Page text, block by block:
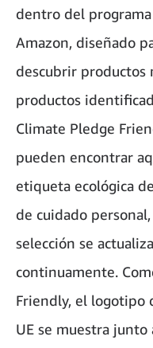
dentro del
Amazon, diseñado
descubrir productos
productos
Climate Pledge
pueden encontrar
etiqueta ecológica
de cuidado
selección se
continuamente.
Friendly, el logotipo
UE se muestra